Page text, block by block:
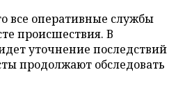
все оперативные службы
происшествия. В
уточнение последствий
продолжают обследовать